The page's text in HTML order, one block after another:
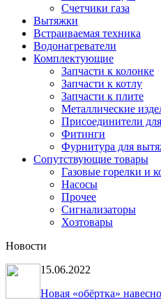
Счетчики газа
Вытяжки
Встраиваемая техника
Водонагреватели
Комплектующие
Запчасти к колонке
Запчасти к котлу
Запчасти к плите
Металлические
Присоединители
Фитинги
Фурнитура для
Сопутствующие товары
Газовые горелки и
Насосы
Прочее
Сигнализаторы
Хозтовары
Новости
15.06.2022
Новая «обёртка»